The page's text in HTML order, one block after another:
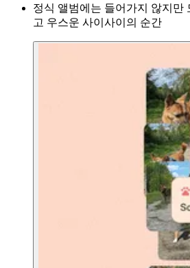
정식 앨범에는 들어가지 않지만
고 우스운 사이사이의 순간